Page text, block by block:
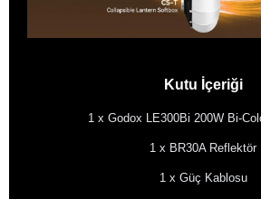
Kutu İçeriği
1 x Godox LE300Bi 200W Bi-
1 x BR30A Reflektör
1 x Güç Kablosu